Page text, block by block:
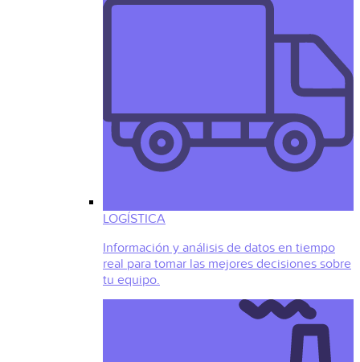
LOGÍSTICA
Información y análisis de datos en tiempo
real para tomar las mejores decisiones sobre
tu equipo.